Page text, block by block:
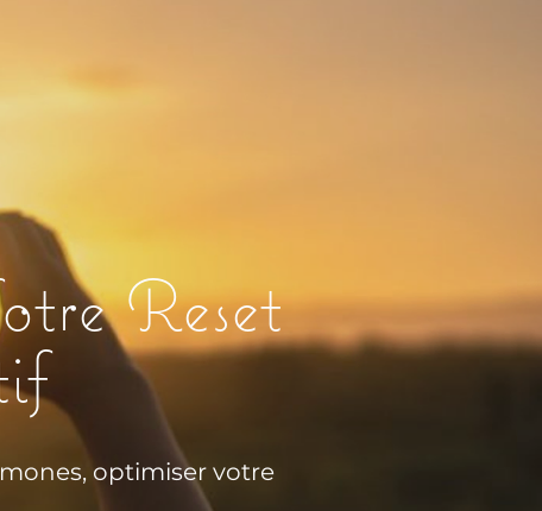
Reset
optimiser votre